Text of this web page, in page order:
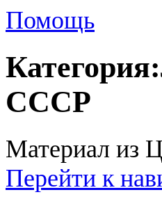
Помощь
Категория:
СССР
Материал из
Перейти к